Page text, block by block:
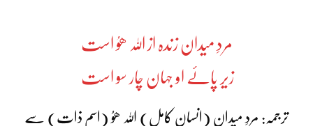
مردِ میدان زندہ از اللہ ھوُ است
زیر پائے او جہان چار سو است
ترجمہ: مردِ میدان (انسانِ کامل) اللہ ھوُ (اسمِ ذات) سے